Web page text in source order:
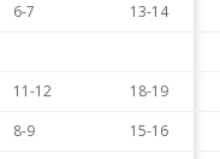
6-7
13-14
11-12
18-19
8-9
15-16